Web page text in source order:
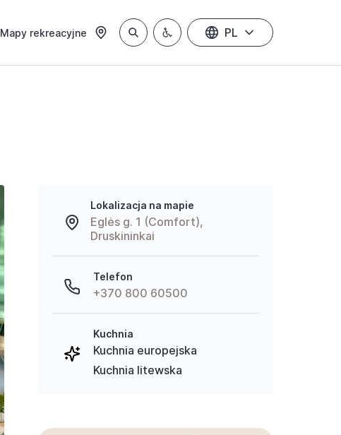
Mapy rekreacyjne PL
Lokalizacja na mapie
Eglės g. 1 (Comfort),
Druskininkai
Telefon
+370 800 60500
Kuchnia
Kuchnia europejska
Kuchnia litewska